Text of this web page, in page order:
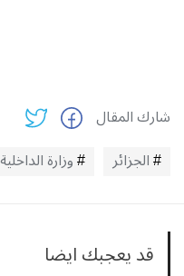
شارك المقال
الجزائر
وزارة الداخلية
قد يعجبك ايضا